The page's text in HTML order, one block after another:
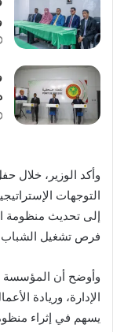
وأكد الوزير، خلال
التوجهات
إلى تحديث منظومة
فرص تشغيل الشباب
وأوضح أن المؤسسة
الإدارة، وريادة
يسهم في إثراء